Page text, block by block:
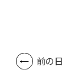
前の日